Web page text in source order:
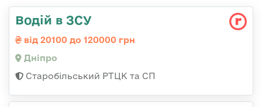
Водій в ЗСУ
від 20100 до 120000 грн
Дніпро
Старобільський РТЦК та СП